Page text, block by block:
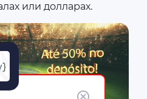
или долларах.